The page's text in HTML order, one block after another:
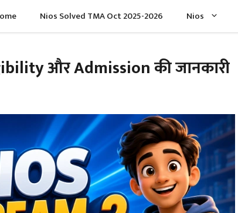
Nios Solved TMA Oct 2025-2026 Nios
और Admission की जानकारी